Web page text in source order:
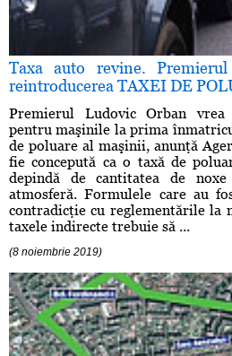
Taxa auto revine.
reintroducerea TAXEI DE
Premierul Ludovic Orban
pentru maşinile la prima
de poluare al maşinii, anunţă
fie concepută ca o taxă de
depindă de cantitatea de
atmosferă. Formulele care au
contradicţie cu reglementările la
taxele indirecte trebuie să ...
(8 noiembrie 2019)